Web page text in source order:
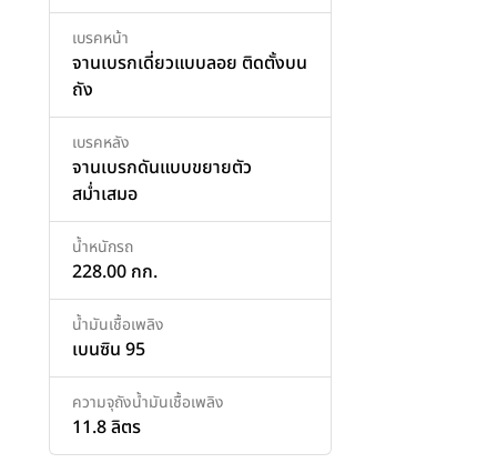
เบรคหน้า
จานเบรกเดี่ยวแบบลอย ติดตั้งบน
ถัง
เบรคหลัง
จานเบรกดันแบบขยายตัว
สม่ำเสมอ
น้ำหนักรถ
228.00 กก.
น้ำมันเชื้อเพลิง
เบนซิน 95
ความจุถังน้ำมันเชื้อเพลิง
11.8 ลิตร